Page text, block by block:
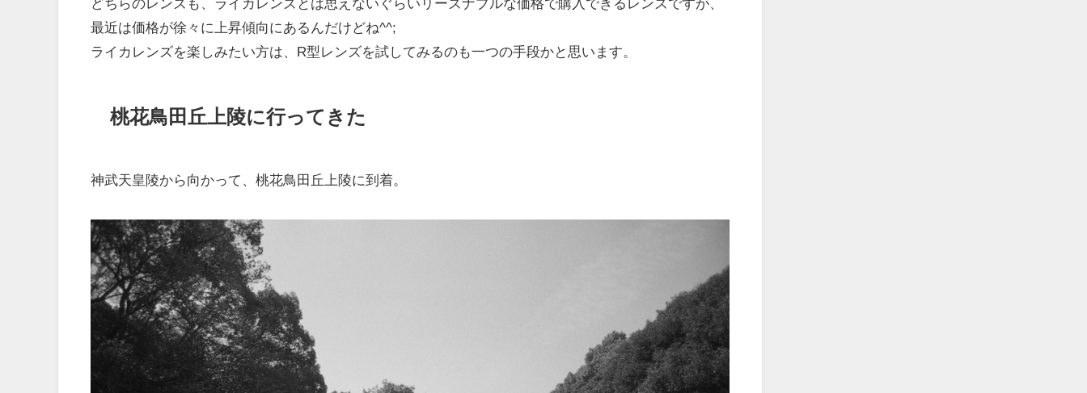
どちらのレンズも、ライカレンズとは思えないぐらいリーズナブルな価格で購入できるレンズですが、
最近は価格が徐々に上昇傾向にあるんだけどね^^;
ライカレンズを楽しみたい方は、R型レンズを試してみるのも一つの手段かと思います。
桃花鳥田丘上陵に行ってきた
神武天皇陵から向かって、桃花鳥田丘上陵に到着。